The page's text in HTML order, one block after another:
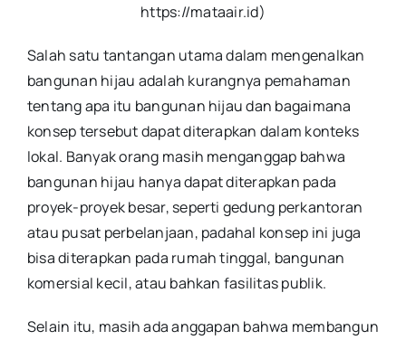
https://mataair.id)
Salah satu tantangan utama dalam mengenalkan
bangunan hijau adalah kurangnya pemahaman
tentang apa itu bangunan hijau dan bagaimana
konsep tersebut dapat diterapkan dalam konteks
lokal. Banyak orang masih menganggap bahwa
bangunan hijau hanya dapat diterapkan pada
proyek-proyek besar, seperti gedung perkantoran
atau pusat perbelanjaan, padahal konsep ini juga
bisa diterapkan pada rumah tinggal, bangunan
komersial kecil, atau bahkan fasilitas publik.
Selain itu, masih ada anggapan bahwa membangun